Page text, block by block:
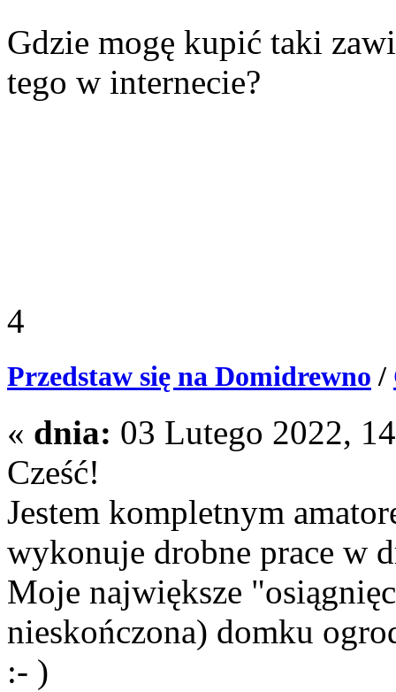
Gdzie mogę kupić taki
tego w internecie?
4
Przedstaw się na Domidrewno /
« dnia: 03 Lutego 2022,
Cześć!
Jestem kompletnym
wykonuje drobne prace w
Moje największe
nieskończona) domku
:- )